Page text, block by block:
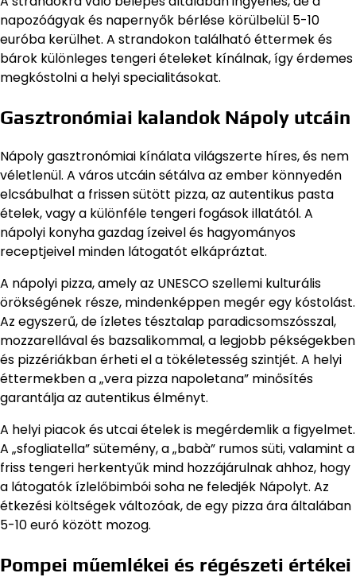
napozóágyak és napernyők bérlése körülbelül 5-10
euróba kerülhet. A strandokon található éttermek és
bárok különleges tengeri ételeket kínálnak, így érdemes
megkóstolni a helyi specialitásokat.
Gasztronómiai kalandok Nápoly utcáin
Nápoly gasztronómiai kínálata világszerte híres, és nem
véletlenül. A város utcáin sétálva az ember könnyedén
elcsábulhat a frissen sütött pizza, az autentikus pasta
ételek, vagy a különféle tengeri fogások illatától. A
nápolyi konyha gazdag ízeivel és hagyományos
receptjeivel minden látogatót elkápráztat.
A nápolyi pizza, amely az UNESCO szellemi kulturális
örökségének része, mindenképpen megér egy kóstolást.
Az egyszerű, de ízletes tésztalap paradicsomszósszal,
mozzarellával és bazsalikommal, a legjobb pékségekben
és pizzériákban érheti el a tökéletesség szintjét. A helyi
éttermekben a „vera pizza napoletana” minősítés
garantálja az autentikus élményt.
A helyi piacok és utcai ételek is megérdemlik a figyelmet.
A „sfogliatella” sütemény, a „babà” rumos süti, valamint a
friss tengeri herkentyűk mind hozzájárulnak ahhoz, hogy
a látogatók ízlelőbimbói soha ne feledjék Nápolyt. Az
étkezési költségek változóak, de egy pizza ára általában
5-10 euró között mozog.
Pompei műemlékei és régészeti értékei